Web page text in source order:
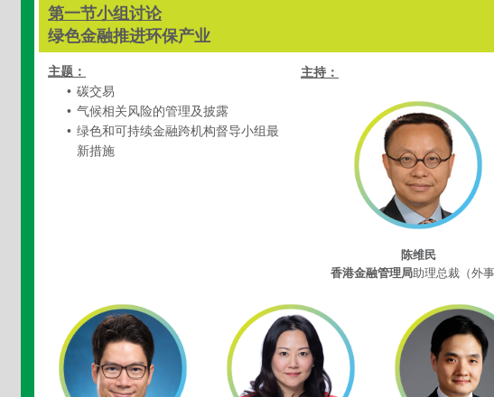
第一节小组讨论
绿色金融推进环保产业
主题：
• 碳交易
• 气候相关风险的管理及披露
• 绿色和可持续金融跨机构督导小组最
新措施
主持：
陈维民
香港金融管理局助理总裁（外